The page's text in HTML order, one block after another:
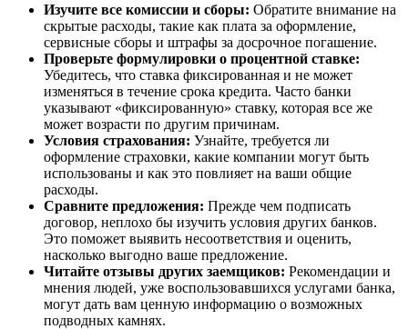
Изучите все комиссии и сборы: Обратите внимание на
скрытые расходы, такие как плата за оформление,
сервисные сборы и штрафы за досрочное погашение.
Проверьте формулировки о процентной ставке:
Убедитесь, что ставка фиксированная и не может
изменяться в течение срока кредита. Часто банки
указывают «фиксированную» ставку, которая все же
может возрасти по другим причинам.
Условия страхования: Узнайте, требуется ли
оформление страховки, какие компании могут быть
использованы и как это повлияет на ваши общие
расходы.
Сравните предложения: Прежде чем подписать
договор, неплохо бы изучить условия других банков.
Это поможет выявить несоответствия и оценить,
насколько выгодно ваше предложение.
Читайте отзывы других заемщиков: Рекомендации и
мнения людей, уже воспользовавшихся услугами банка,
могут дать вам ценную информацию о возможных
подводных камнях.